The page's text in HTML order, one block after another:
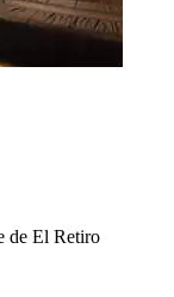
de El Retiro